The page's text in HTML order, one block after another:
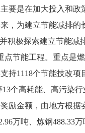
要是在加大投入和政
，为建立节能减排的
积极探索建立节能减
点节能工程。重点是
持1118个节能技改项
个高耗能、高污染行
励金额，由地方根据
万吨、炼钢488.33万